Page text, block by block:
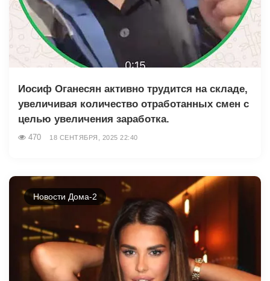
Иосиф Оганесян активно трудится на складе,
увеличивая количество отработанных смен с
целью увеличения заработка.
470 18 СЕНТЯБРЯ, 2025 22:40
Новости Дома-2